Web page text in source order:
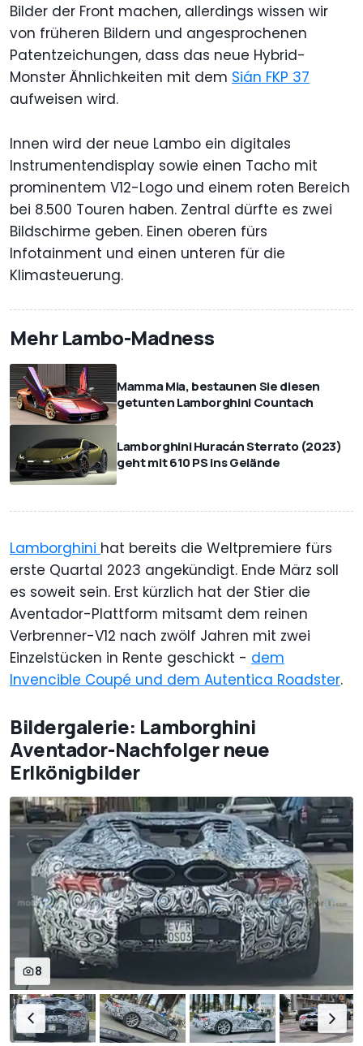
Bilder der Front machen, allerdings wissen wir
von früheren Bildern und angesprochenen
Patentzeichungen, dass das neue Hybrid-
Monster Ähnlichkeiten mit dem Sián FKP 37
aufweisen wird.
Innen wird der neue Lambo ein digitales
Instrumentendisplay sowie einen Tacho mit
prominentem V12-Logo und einem roten Bereich
bei 8.500 Touren haben. Zentral dürfte es zwei
Bildschirme geben. Einen oberen fürs
Infotainment und einen unteren für die
Klimasteuerung.
Mehr Lambo-Madness
Mamma Mia, bestaunen Sie diesen
getunten Lamborghini Countach
Lamborghini Huracán Sterrato (2023)
geht mit 610 PS ins Gelände
Lamborghini hat bereits die Weltpremiere fürs
erste Quartal 2023 angekündigt. Ende März soll
es soweit sein. Erst kürzlich hat der Stier die
Aventador-Plattform mitsamt dem reinen
Verbrenner-V12 nach zwölf Jahren mit zwei
Einzelstücken in Rente geschickt - dem
Invencible Coupé und dem Autentica Roadster.
Bildergalerie: Lamborghini
Aventador-Nachfolger neue
Erlkönigbilder
8